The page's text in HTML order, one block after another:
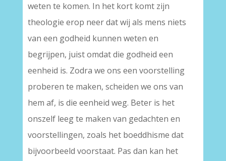
weten te komen. In het kort komt zijn
theologie erop neer dat wij als mens niets
van een godheid kunnen weten en
begrijpen, juist omdat die godheid een
eenheid is. Zodra we ons een voorstelling
proberen te maken, scheiden we ons van
hem af, is die eenheid weg. Beter is het
onszelf leeg te maken van gedachten en
voorstellingen, zoals het boeddhisme dat
bijvoorbeeld voorstaat. Pas dan kan het